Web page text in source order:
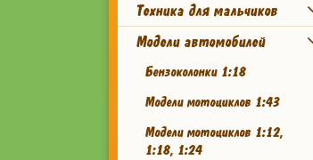
Техника для мальчиков
Модели автомобилей
Бензоколонки 1:18
Модели мотоциклов 1:43
Модели мотоциклов 1:12,
1:18, 1:24